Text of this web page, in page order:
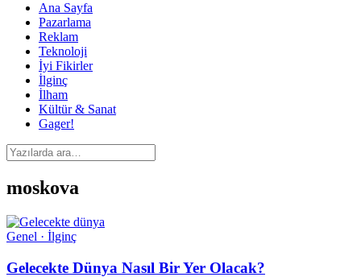
Ana Sayfa
Pazarlama
Reklam
Teknoloji
İyi Fikirler
İlginç
İlham
Kültür & Sanat
Gager!
moskova
Genel · İlginç
Gelecekte Dünya Nasıl Bir Yer Olacak?